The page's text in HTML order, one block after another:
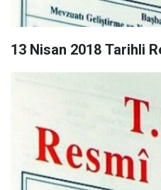
13 Nisan 2018 Tarihli